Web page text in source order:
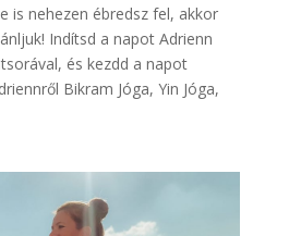
is nehezen ébredsz fel, akkor
Indítsd a napot Adrienn
és kezdd a napot
Bikram Jóga, Yin Jóga,